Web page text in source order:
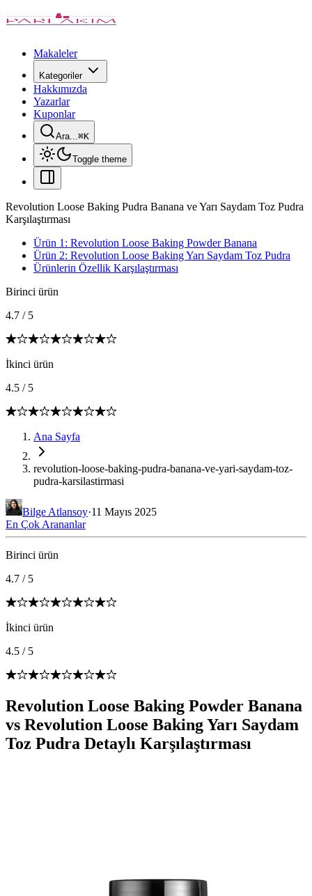
Makaleler
Kategoriler
Hakkımızda
Yazarlar
Kuponlar
Ara...⌘K
Toggle theme
Revolution Loose Baking Pudra Banana ve Yarı Saydam Toz Pudra
Karşılaştırması
Ürün 1: Revolution Loose Baking Powder Banana
Ürün 2: Revolution Loose Baking Yarı Saydam Toz Pudra
Ürünlerin Özellik Karşılaştırması
Birinci ürün
4.7 / 5
İkinci ürün
4.5 / 5
Ana Sayfa
revolution-loose-baking-pudra-banana-ve-yari-saydam-toz-
pudra-karsilastirmasi
Bilge Atlansoy·11 Mayıs 2025
En Çok Arananlar
Birinci ürün
4.7 / 5
İkinci ürün
4.5 / 5
Revolution Loose Baking Powder Banana
vs Revolution Loose Baking Yarı Saydam
Toz Pudra Detaylı Karşılaştırması